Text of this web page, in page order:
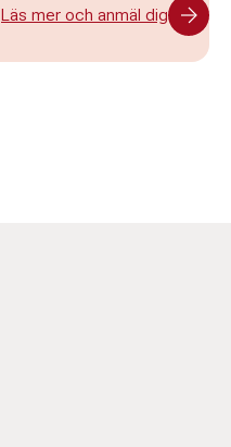
Läs mer och anmäl dig